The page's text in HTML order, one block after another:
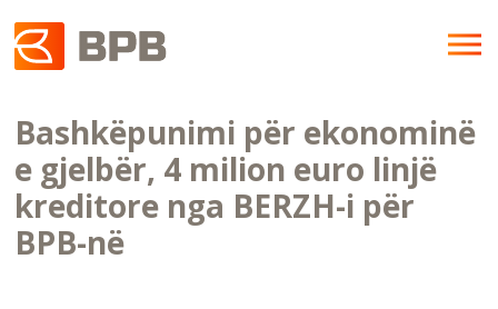
Bashkëpunimi për ekonominë
e gjelbër, 4 milion euro linjë
kreditore nga BERZH-i për
BPB-në